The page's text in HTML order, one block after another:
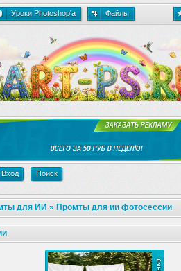
Уроки Photoshop'a Файлы
Вход Поиск
для ИИ » Промты для ии фотосессии